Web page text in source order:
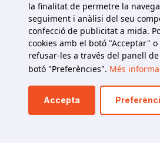
Zibila i el poder de
Isabelle Favez
la finalitat de permetre la
seguiment i anàlisi del seu
confecció de publicitat a mida.
cookies amb el botó "Acceptar"
refusar-les a través del panell
botó "Preferències". Més
Accepta